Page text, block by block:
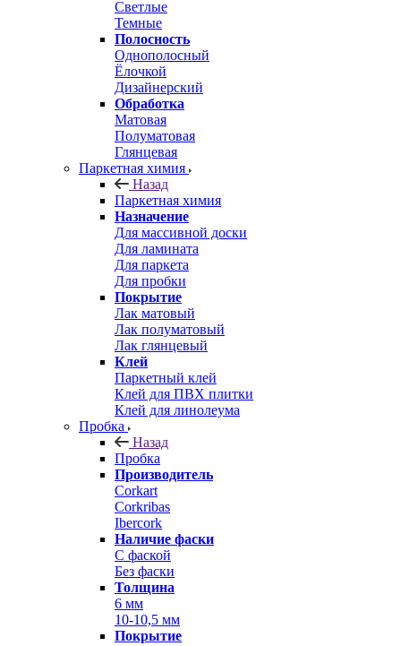
Светлые
Темные
Полосность
Однополосный
Ёлочкой
Дизайнерский
Обработка
Матовая
Полуматовая
Глянцевая
Паркетная химия
Назад
Паркетная химия
Назначение
Для массивной доски
Для ламината
Для паркета
Для пробки
Покрытие
Лак матовый
Лак полуматовый
Лак глянцевый
Клей
Паркетный клей
Клей для ПВХ плитки
Клей для линолеума
Пробка
Назад
Пробка
Производитель
Corkart
Corkribas
Ibercork
Наличие фаски
С фаской
Без фаски
Толщина
6 мм
10-10,5 мм
Покрытие